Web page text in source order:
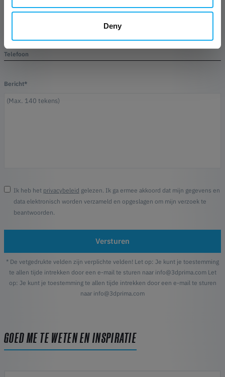
Deny
Telefoon
Bericht*
Ik heb het privacybeleid gelezen. Ik ga ermee akkoord dat mijn gegevens en
data elektronisch worden verzameld en opgeslagen om mijn verzoek te
beantwoorden.
Versturen
* De vetgedrukte velden zijn verplichte velden! Let op: Je kunt je toestemming
te allen tijde intrekken door een e-mail te sturen naar info@3dprima.com Let
op: Je kunt je toestemming te allen tijde intrekken door een e-mail te sturen
naar info@3dprima.com
GOED ME TE WETEN EN INSPIRATIE